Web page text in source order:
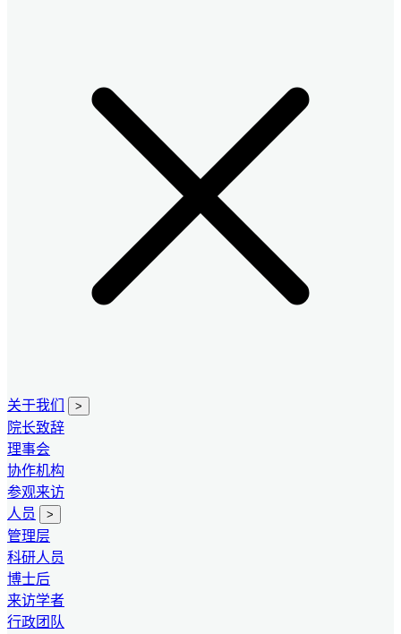
关于我们 >
院长致辞
理事会
协作机构
参观来访
人员
>
管理层
科研人员
博士后
来访学者
行政团队